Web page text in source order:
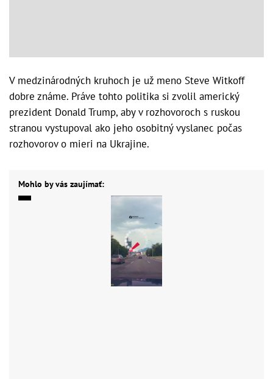
V medzinárodných kruhoch je už meno Steve Witkoff
dobre známe. Práve tohto politika si zvolil americký
prezident Donald Trump, aby v rozhovoroch s ruskou
stranou vystupoval ako jeho osobitný vyslanec počas
rozhovorov o mieri na Ukrajine.
Mohlo by vás zaujímať: